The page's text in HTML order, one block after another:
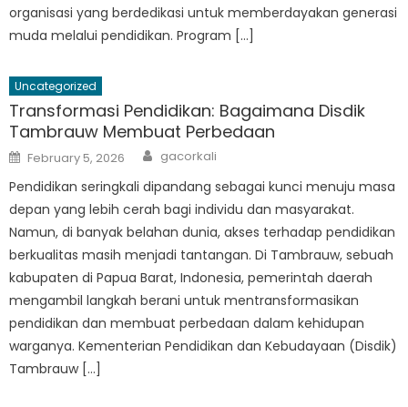
organisasi yang berdedikasi untuk memberdayakan generasi
muda melalui pendidikan. Program […]
Uncategorized
Transformasi Pendidikan: Bagaimana Disdik
Tambrauw Membuat Perbedaan
Posted
on
February 5, 2026 Author
gacorkali
Pendidikan seringkali dipandang sebagai kunci menuju masa
depan yang lebih cerah bagi individu dan masyarakat.
Namun, di banyak belahan dunia, akses terhadap pendidikan
berkualitas masih menjadi tantangan. Di Tambrauw, sebuah
kabupaten di Papua Barat, Indonesia, pemerintah daerah
mengambil langkah berani untuk mentransformasikan
pendidikan dan membuat perbedaan dalam kehidupan
warganya. Kementerian Pendidikan dan Kebudayaan (Disdik)
Tambrauw […]